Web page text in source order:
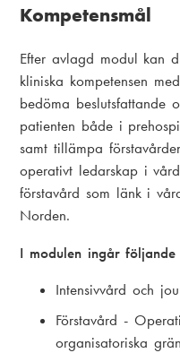
Kompetensmål
Efter avlagd modul kan
kliniska kompetensen
bedöma beslutsfattande
patienten både i
samt tillämpa
operativt ledarskap i
förstavård som länk i
Norden.
I modulen ingår följande
Intensivvård och
Förstavård -
organisatoriska